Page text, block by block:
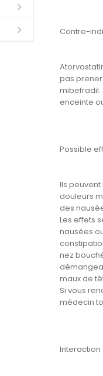
Contre-
pas
mibefradil.
enceinte
Possible
Ils
douleurs
des
Les effets
nausées
nez
maux de
Si vous
médecin